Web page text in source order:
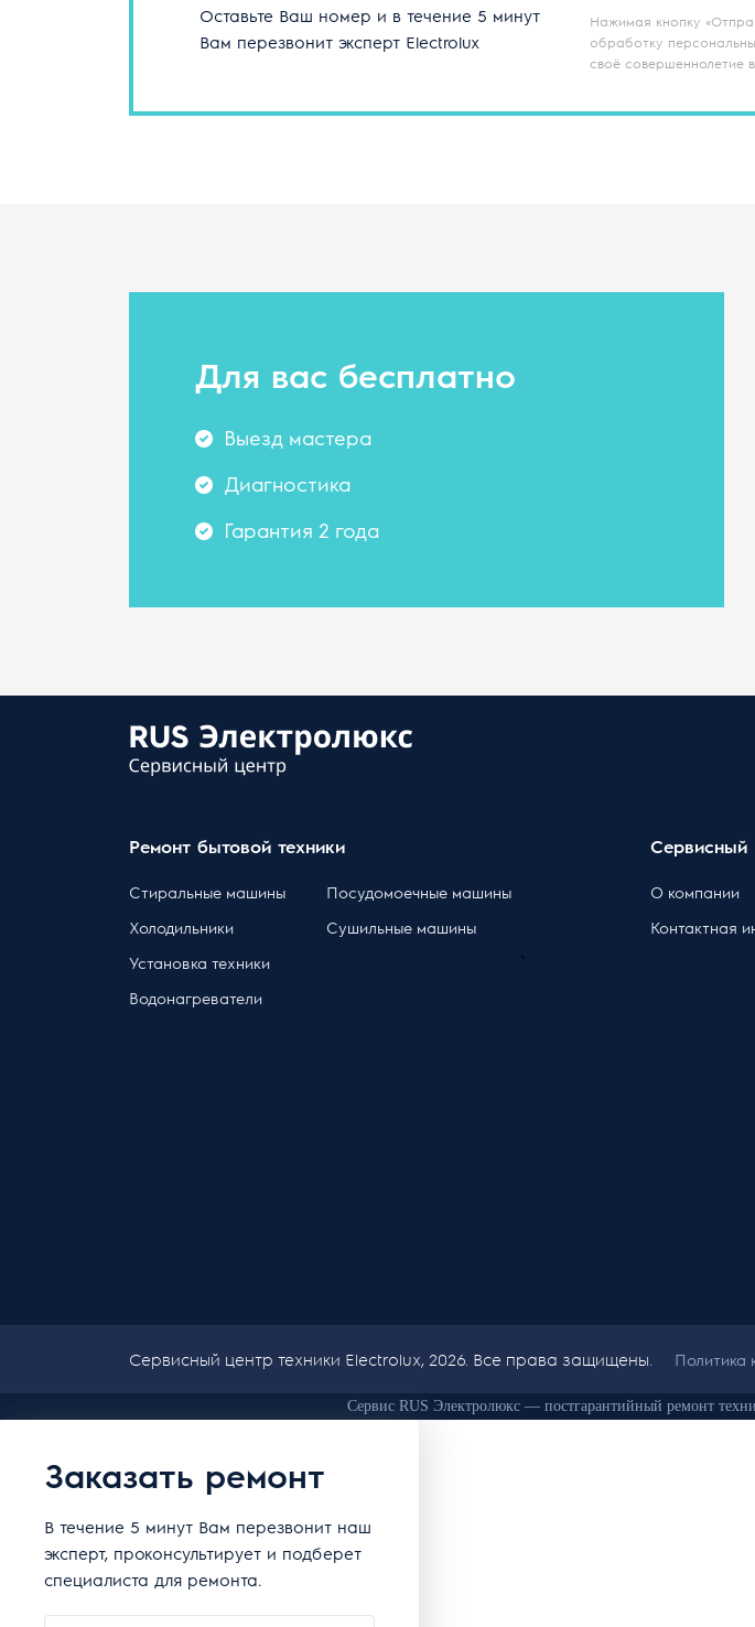
Оставьте Ваш номер и в течение 5 минут
Вам перезвонит эксперт Electrolux
Нажимая кнопку
обработку
своё совершеннолетие
Для вас бесплатно
Выезд мастера
Диагностика
Гарантия 2 года
Ремонт бытовой техники
Стиральные машины
Посудомоечные машины
Холодильники
Сушильные машины
Установка техники
`
Водонагреватели
Сервисный
О компании
Контактная
Сервисный центр техники Electrolux, 2026. Все права защищены. Политика
Сервис RUS Электролюкс — постгарантийный ремонт
Заказать ремонт
В течение 5 минут Вам перезвонит наш
эксперт, проконсультирует и подберет
специалиста для ремонта.